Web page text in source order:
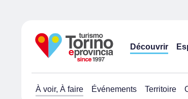
Découvrir
À voir, À faire Événements Territoire